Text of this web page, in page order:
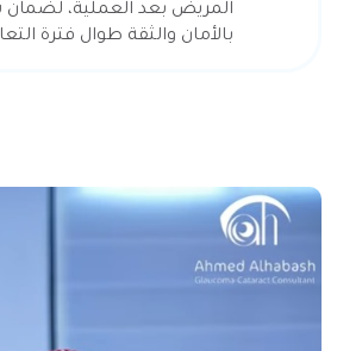
المريض بعد العملية،
بالأمان والثقة طوال فترة